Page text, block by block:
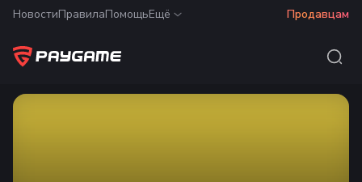
НовостиПравилаПомощьЕщё Продавцам